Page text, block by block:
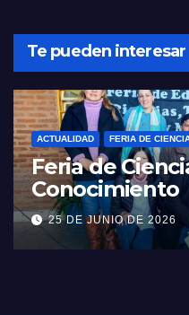
Te pueden interesar
Viaje al